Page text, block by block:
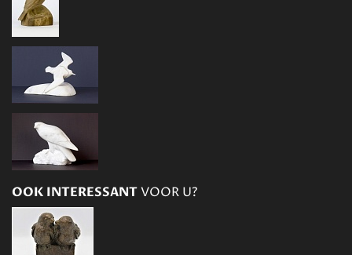
OOK INTERESSANTVOOR U?